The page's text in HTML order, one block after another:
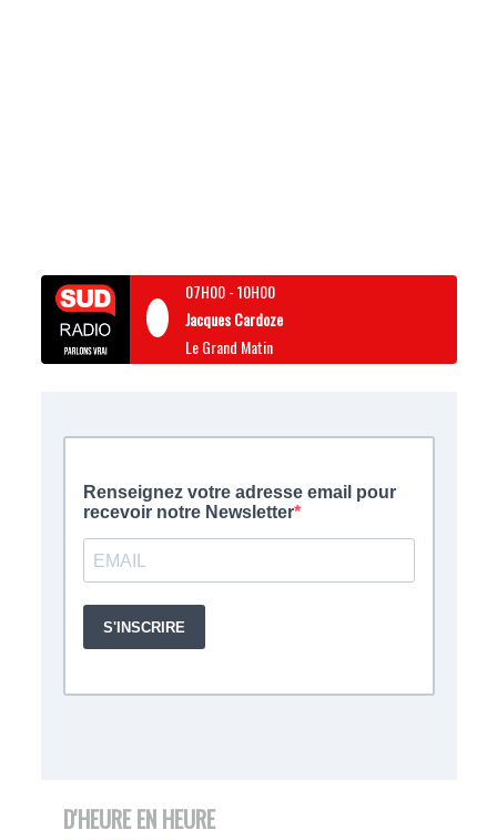
07H00-10H00
Jacques Cardoze
Le Grand Matin
D'HEURE EN HEURE